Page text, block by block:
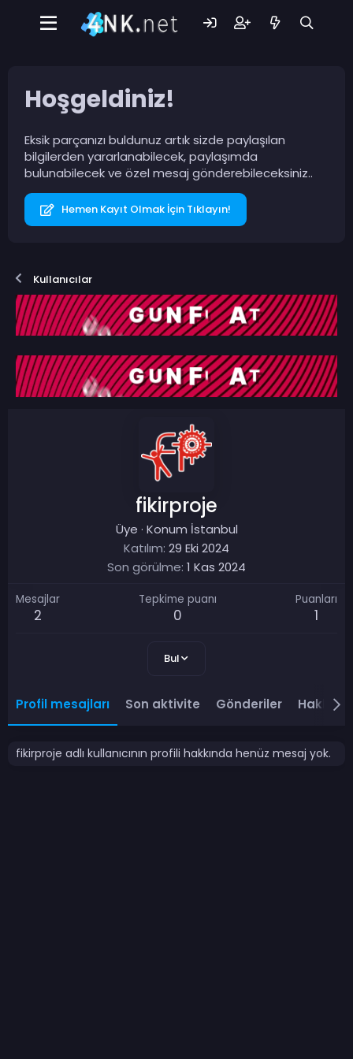
Hoşgeldiniz!
Eksik parçanızı buldunuz artık sizde paylaşılan
bilgilerden yararlanabilecek, paylaşımda
bulunabilecek ve özel mesaj gönderebileceksiniz..
Hemen Kayıt Olmak İçin Tıklayın!
Kullanıcılar
fikirproje
Üye · Konum İstanbul
Katılım 29 Eki 2024
Son görülme 1 Kas 2024
Mesajlar
2
Tepkime puanı
0
Puanları
1
Bul
Profil mesajları Son aktivite Gönderiler
fikirproje adlı kullanıcının profili hakkında henüz mesaj yok.